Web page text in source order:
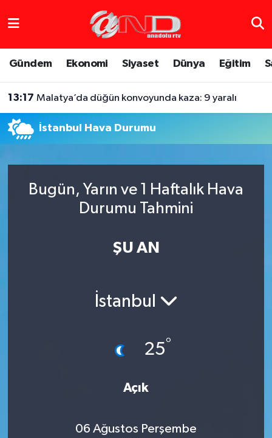
Gündem Ekonomi Siyaset Dünya Eğitim
13:17 Malatya’da düğün konvoyunda kaza: 9 yaralı
İstanbul Hava Durumu
Bugün, Yarın ve 1 Haftalık Hava
Durumu Tahmini
ŞU AN
İstanbul
25°
Açık
06 Ağustos Perşembe
Gündem
Haber Arşivi